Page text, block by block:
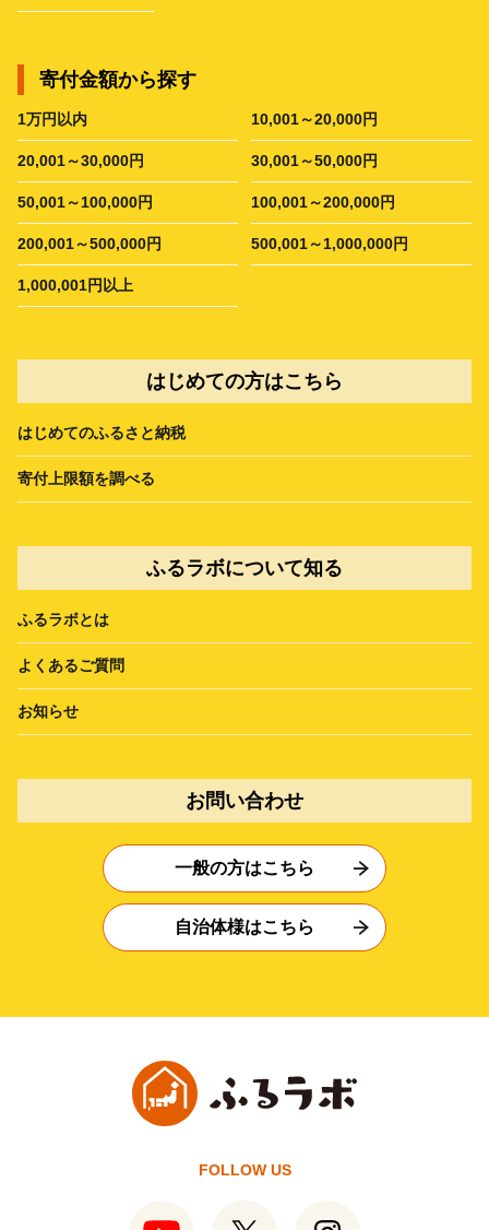
寄付金額から探す
1万円以内 10,001～20,000円
20,001～30,000円 30,001～50,000円
50,001～100,000円 100,001～200,000円
200,001～500,000円 500,001～1,000,000円
1,000,001円以上
はじめての方はこちら
はじめてのふるさと納税
寄付上限額を調べる
ふるラボについて知る
ふるラボとは
よくあるご質問
お知らせ
お問い合わせ
一般の方はこちら
自治体様はこちら
FOLLOW US